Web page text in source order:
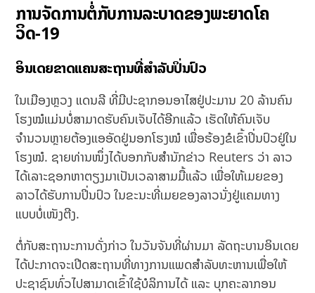
ການຈັດການຕໍ່ກັບການລະບາດຂອງພະຍາດໂຄ
ວິດ-19
ອິນເດຍຂາດແຄນສະຖານທີ່ສຳລັບປິ່ນປົວ
ໃນເມືອງຫຼວງ ແດນລີ ທີ່ມີປະຊາກອນອາໄສຢູ່ປະມານ 20 ລ້ານຄົນ
ໂຮງໝໍແມ່ນບໍ່ສາມາດຮັບຄົນເຈັບໄດ້ອີກແລ້ວ ເຮັດໃຫ້ຄົນເຈັບ
ຈຳນວນຫຼາຍຕ້ອງແອອັດຢູ່ນອກໂຮງໝໍ ເພື່ອຮ້ອງຂໍເຂົ້າປິ່ນປົວຢູ່ໃນ
ໂຮງໝໍ. ຊາຍທ່ານໜຶ່ງໄດ້ບອກກັບສຳນັກຂ່າວ Reuters ວ່າ ລາວ
ໄດ້ເລາະຊອກຫາຕຽງມາເປັນເວລາສາມມື້ແລ້ວ ເພື່ອໃຫ້ເມຍຂອງ
ລາວໄດ້ຮັບການປິ່ນປົວ ໃນຂະນະທີ່ເມຍຂອງລາວນັ່ງຢູ່ແຄມທາງ
ແບບບໍ່ເໜັງຕີງ.
ຕໍ່ກັບສະຖານະການດັ່ງກ່າວ ໃນວັນຈັນທີ່ຜ່ານມາ ລັດຖະບານອິນເດຍ
ໄດ້ປະກາດຈະເປີດສະຖານທີ່ທາງການແພດສຳລັບທະຫານເພື່ອໃຫ້
ປະຊາຊົນທົ່ວໄປສາມາດເຂົ້າໃຊ້ບໍລິການໄດ້ ແລະ ບຸກຄະລາກອນ